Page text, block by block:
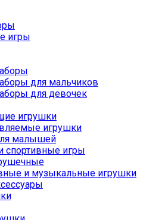
игры
для мальчиков
для девочек
игрушки
игрушки
малышей
спортивные игры
и музыкальные игрушки